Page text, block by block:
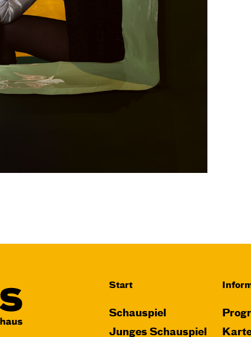
Start
Schauspiel
Junges Schauspiel